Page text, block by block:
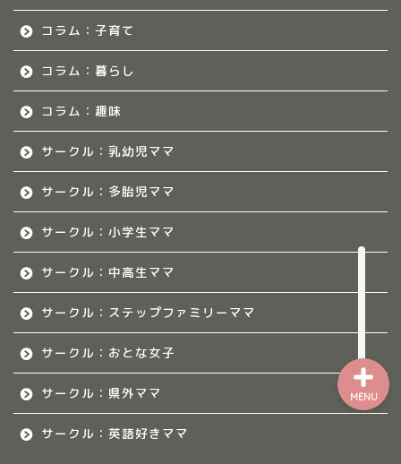
コラム：子育て
コラム：暮らし
コラム：趣味
サークル：乳幼児ママ
サークル：多胎児ママ
サークル：小学生ママ
サークル：中高生ママ
サークル：ステップファミリーママ
サークル：おとな女子
サークル：県外ママ
サークル：英語好きママ
MENU
佐賀ママのサークル
熊本のママ集まれ！
熊本ママのサークル